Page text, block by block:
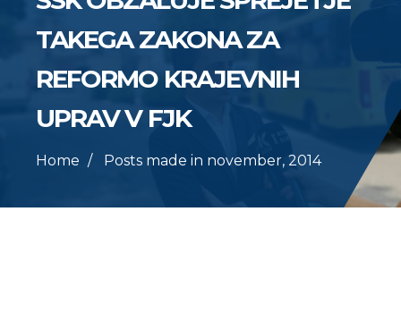
TAKEGA ZAKONA ZA
REFORMO KRAJEVNIH
UPRAV V FJK
Home Posts made in november, 2014